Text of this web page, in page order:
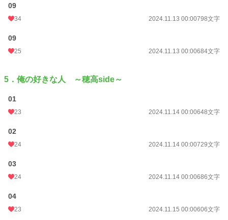
09
34 2024.11.13 00:00798文字
09
25 2024.11.13 00:00684文字
5．俺の好きな人 ～穂高side～
01
23 2024.11.14 00:00648文字
02
24 2024.11.14 00:00729文字
03
24 2024.11.14 00:00686文字
04
23 2024.11.15 00:00606文字